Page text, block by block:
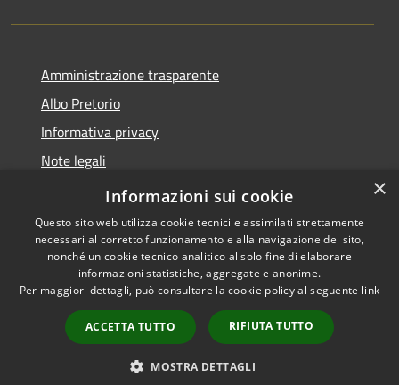
Amministrazione trasparente
Albo Pretorio
Informativa privacy
Note legali
Dichiarazione di accessibilità
Accessibilità
Copyright © 2026 • Comune di
Caravaggio • Powered by
Municipium•
Accesso
redazione
×
Informazioni sui cookie
Questo sito web utilizza cookie tecnici e assimilati strettamente
necessari al corretto funzionamento e alla navigazione del sito,
nonché un cookie tecnico analitico al solo fine di elaborare
informazioni statistiche, aggregate e anonime.
Per maggiori dettagli, può consultare la cookie policy al seguente link
ACCETTA TUTTO RIFIUTA TUTTO
MOSTRA DETTAGLI